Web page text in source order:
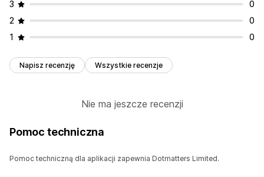
3
0
2
0
1
0
Napisz recenzję Wszystkie recenzje
Nie ma jeszcze recenzji
Pomoc techniczna
Pomoc techniczną dla aplikacji zapewnia Dotmatters Limited.